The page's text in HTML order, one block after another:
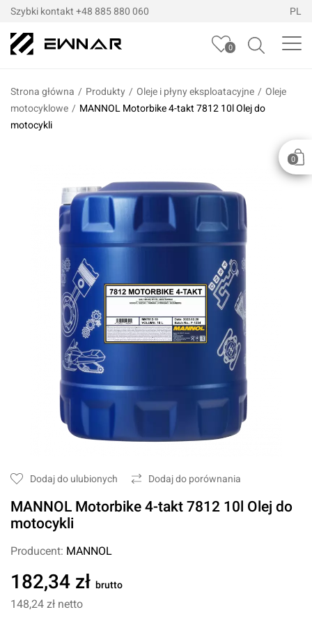
Szybki kontakt +48 885 880 060 PL
0
0
Strona główna / Produkty / Oleje i płyny eksploatacyjne / Oleje
motocyklowe / MANNOL Motorbike 4-takt 7812 10l Olej do
motocykli
Dodaj do ulubionych Dodaj do porównania
MANNOL Motorbike 4-takt 7812 10l Olej do
motocykli
Producent: MANNOL
182,34 zł brutto
148,24 zł netto